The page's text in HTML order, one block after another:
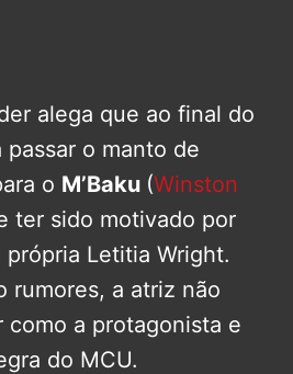
alega que ao final do
o manto de
o M’Baku (Winston
ter sido motivado por
Letitia Wright.
rumores, a atriz não
como a protagonista e
do MCU.